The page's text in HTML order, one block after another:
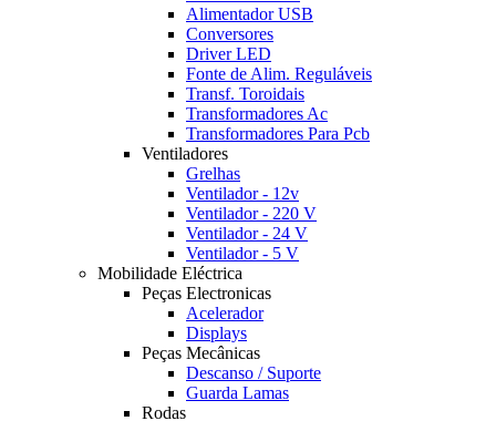
Alimentador USB
Conversores
Driver LED
Fonte de Alim. Reguláveis
Transf. Toroidais
Transformadores Ac
Transformadores Para Pcb
Ventiladores
Grelhas
Ventilador - 12v
Ventilador - 220 V
Ventilador - 24 V
Ventilador - 5 V
Mobilidade Eléctrica
Peças Electronicas
Acelerador
Displays
Peças Mecânicas
Descanso / Suporte
Guarda Lamas
Rodas